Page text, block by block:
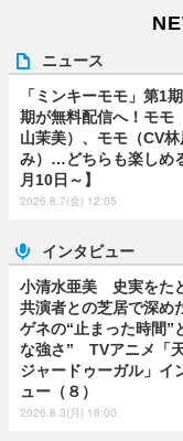
ニュース
「ミンキーモモ」第1
期が無料配信へ！モモ
山茉美）、モモ（CV林
み）…どちらも楽しめ
月10日～】
2026.8.7(金) 12:05
インタビュー
小清水亜美 史実をた
共演者との芝居で深め
ゲネの“止まった時間”
な強さ” TVアニメ「
ジャードゥーガル」イ
ュー（８）
2026.8.3(月) 18:00